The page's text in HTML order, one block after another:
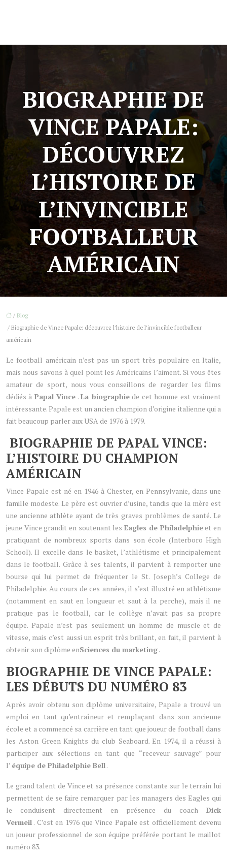
BIOGRAPHIE DE
VINCE PAPALE:
DÉCOUVREZ
L’HISTOIRE DE
L’INVINCIBLE
FOOTBALLEUR
AMÉRICAIN
/ Blog
/ Biographie de Vince Papale: découvrez l’histoire de l’invincible footballeur
américain
Le football américain n’est pas un sport très populaire en Italie,
mais nous savons à quel point les Américains l’aiment. Si vous êtes
amateur de sport, nous vous conseillons de regarder les films
dédiés à Papal Vince .La biographiede cet homme est vraiment
intéressante. Papale est un ancien champion d’origine italienne qui a
fait beaucoup parler aux USA de 1976 à 1979.
BIOGRAPHIE DE PAPAL VINCE:
L’HISTOIRE DU CHAMPION
AMÉRICAIN
Vince Papale est né en 1946 à Chester, en Pennsylvanie, dans une
famille modeste. Le père est ouvrier d’usine, tandis que la mère est
une ancienne athlète ayant de très graves problèmes de santé. Le
jeune Vince grandit en soutenant lesEagles de Philadelphieet en
pratiquant de nombreux sports dans son école (Interboro High
School). Il excelle dans le basket, l’athlétisme et principalement
dans le football. Grâce à ses talents, il parvient à remporter une
bourse qui lui permet de fréquenter le St. Joseph’s College de
Philadelphie. Au cours de ces années, il s’est illustré en athlétisme
(notamment en saut en longueur et saut à la perche), mais il ne
pratique pas le football, car le collège n’avait pas sa propre
équipe. Papale n’est pas seulement un homme de muscle et de
vitesse, mais c’est aussi un esprit très brillant, en fait, il parvient à
obtenir son diplôme enSciences du marketing.
BIOGRAPHIE DE VINCE PAPALE:
LES DÉBUTS DU NUMÉRO 83
Après avoir obtenu son diplôme universitaire, Papale a trouvé un
emploi en tant qu’entraîneur et remplaçant dans son ancienne
école et a commencé sa carrière en tant que joueur de football dans
les Aston Green Knights du club Seaboard. En 1974, il a réussi à
participer aux sélections en tant que “receveur sauvage” pour
l’ équipe de Philadelphie Bell.
Le grand talent de Vince et sa présence constante sur le terrain lui
permettent de se faire remarquer par les managers des Eagles qui
le conduisent directement en présence du coach Dick
Vermeil . C’est en 1976 que Vince Papale est officiellement devenu
un joueur professionnel de son équipe préférée portant le maillot
numéro 83.